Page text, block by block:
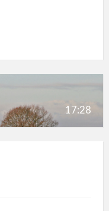
17:28